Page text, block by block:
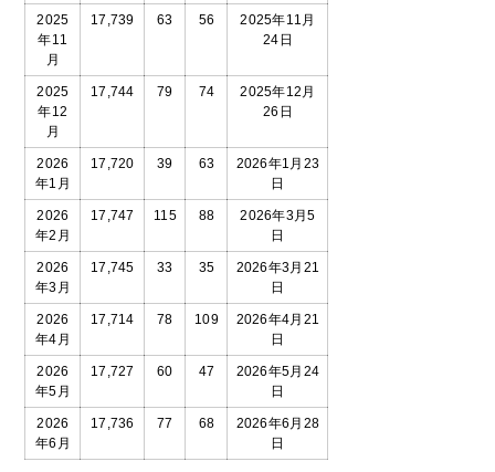
2025
年11
月
17,739 63 56
2025年11月
24日
2025
年12
月
17,744 79 74
2025年12月
26日
2026
年1月
17,720 39 63
2026年1月23
日
2026
年2月
17,747 115 88
2026年3月5
日
2026
年3月
17,745 33 35
2026年3月21
日
2026
年4月
17,714 78 109
2026年4月21
日
2026
年5月
17,727 60 47
2026年5月24
日
2026
年6月
17,736 77 68
2026年6月28
日